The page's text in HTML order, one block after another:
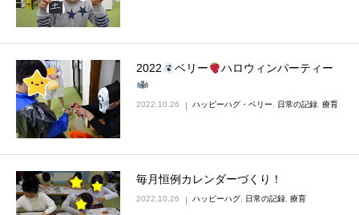
2022 ベリー ハロウィンパーティー
2022.10.26 ハッピーハグ・ベリー, 日常の記録, 療育
毎月恒例カレンダーづくり！
2022.10.26 ハッピーハグ 日常の記録 療育